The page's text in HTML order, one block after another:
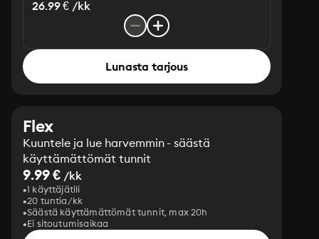
26.99 € /kk
Lunasta tarjous
Flex
Kuuntele ja lue harvemmin - säästä
käyttämättömät tunnit
9.99 € /kk
1 käyttäjätili
20 tuntia/kk
Säästä käyttämättömät tunnit, max 20h
Ei sitoutumisaikaa